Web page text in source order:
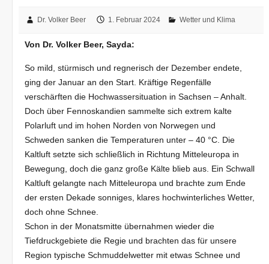
Dr. Volker Beer 1. Februar 2024 Wetter und Klima
Von Dr. Volker Beer, Sayda:
So mild, stürmisch und regnerisch der Dezember endete,
ging der Januar an den Start. Kräftige Regenfälle
verschärften die Hochwassersituation in Sachsen – Anhalt.
Doch über Fennoskandien sammelte sich extrem kalte
Polarluft und im hohen Norden von Norwegen und
Schweden sanken die Temperaturen unter – 40 °C. Die
Kaltluft setzte sich schließlich in Richtung Mitteleuropa in
Bewegung, doch die ganz große Kälte blieb aus. Ein Schwall
Kaltluft gelangte nach Mitteleuropa und brachte zum Ende
der ersten Dekade sonniges, klares hochwinterliches Wetter,
doch ohne Schnee.
Schon in der Monatsmitte übernahmen wieder die
Tiefdruckgebiete die Regie und brachten das für unsere
Region typische Schmuddelwetter mit etwas Schnee und